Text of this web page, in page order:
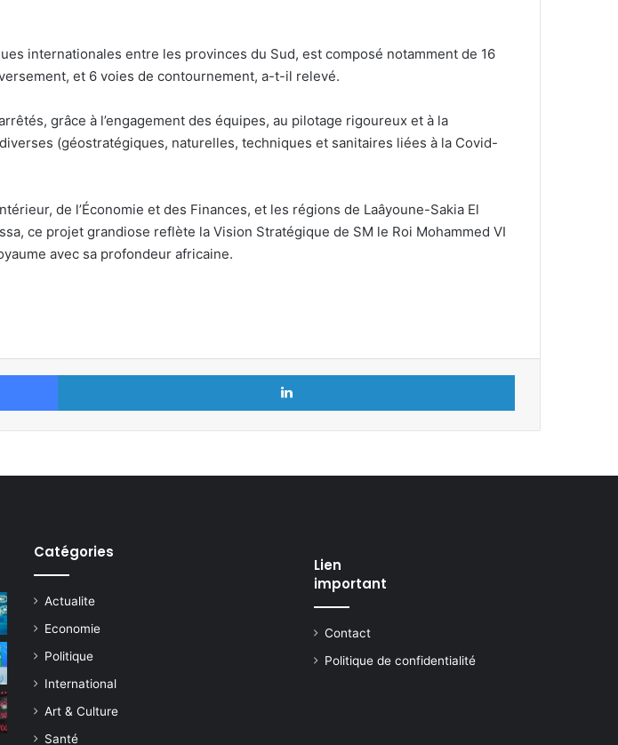
internationales entre les provinces du Sud, est composé notamment de 16
et 6 voies de contournement, a-t-il relevé.
grâce à l’engagement des équipes, au pilotage rigoureux et à la
(géostratégiques, naturelles, techniques et sanitaires liées à la Covid-
de l’Économie et des Finances, et les régions de Laâyoune-Sakia El
ce projet grandiose reflète la Vision Stratégique de SM le Roi Mohammed VI
avec sa profondeur africaine.
Facebook Linkedin
Catégories
Actualite
Economie
Politique
International
Art & Culture
Santé
Lien
important
Contact
Politique de confidentialité